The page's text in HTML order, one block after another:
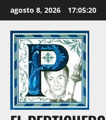
al
contenido
agosto 8, 2026 17:05:21